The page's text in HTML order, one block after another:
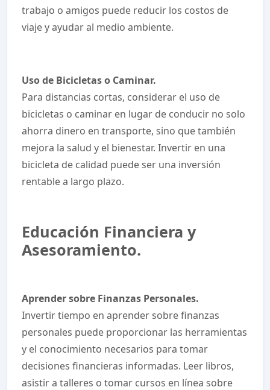
trabajo o amigos puede reducir los costos de
viaje y ayudar al medio ambiente.
Uso de Bicicletas o Caminar.
Para distancias cortas, considerar el uso de
bicicletas o caminar en lugar de conducir no solo
ahorra dinero en transporte, sino que también
mejora la salud y el bienestar. Invertir en una
bicicleta de calidad puede ser una inversión
rentable a largo plazo.
Educación Financiera y
Asesoramiento.
Aprender sobre Finanzas Personales.
Invertir tiempo en aprender sobre finanzas
personales puede proporcionar las herramientas
y el conocimiento necesarios para tomar
decisiones financieras informadas. Leer libros,
asistir a talleres o tomar cursos en línea sobre